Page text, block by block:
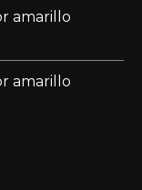
amarillo
amarillo